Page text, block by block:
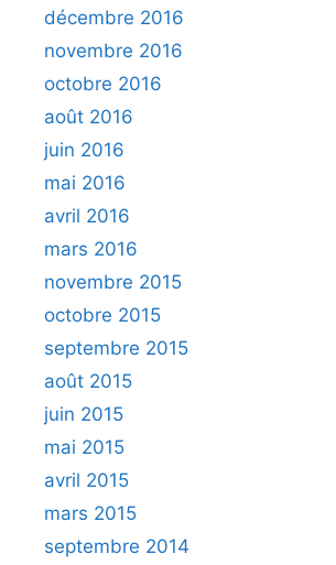
décembre 2016
novembre 2016
octobre 2016
août 2016
juin 2016
mai 2016
avril 2016
mars 2016
novembre 2015
octobre 2015
septembre 2015
août 2015
juin 2015
mai 2015
avril 2015
mars 2015
septembre 2014